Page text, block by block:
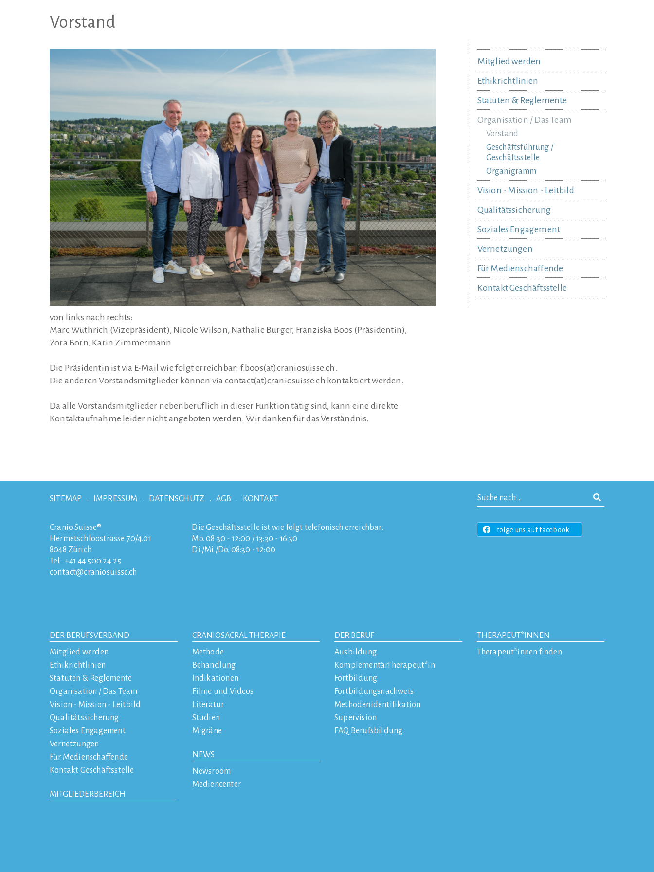
Vorstand
von links nach rechts:
Marc Wüthrich (Vizepräsident), Nicole Wilson​, Nathalie Burger​, Franziska Boos (Präsidentin)​,
Zora Born, Karin Zimmermann​
Die Präsidentin ist via E-Mail wie folgt erreichbar: f.boos(at)craniosuisse.ch.
Die anderen Vorstandsmitglieder können via contact(at)craniosuisse.ch kontaktiert werden.
Da alle Vorstandsmitglieder nebenberuflich in dieser Funktion tätig sind, kann eine direkte
Kontaktaufnahme leider nicht angeboten werden. Wir danken für das Verständnis.
Mitglied werden
Ethikrichtlinien
Statuten & Reglemente
Organisation / Das Team
Vorstand
Geschäftsführung /
Geschäftsstelle
Organigramm
Vision - Mission - Leitbild
Qualitätssicherung
Soziales Engagement
Vernetzungen
Für Medienschaffende
Kontakt Geschäftsstelle
SITEMAP IMPRESSUM DATENSCHUTZ AGB KONTAKT
Cranio Suisse®
Hermetschloostrasse 70/4.01
8048 Zürich
Tel: +41 44 500 24 25
contact
craniosuisse.ch
Die Geschäftsstelle ist wie folgt telefonisch erreichbar:
Mo. 08:30 - 12:00 / 13:30 - 16:30
Di./Mi./Do. 08:30 - 12:00
folge uns auf facebook
DER BERUFSVERBAND
Mitglied werden
Ethikrichtlinien
Statuten & Reglemente
Organisation / Das Team
Vision - Mission - Leitbild
Qualitätssicherung
Soziales Engagement
Vernetzungen
Für Medienschaffende
Kontakt Geschäftsstelle
MITGLIEDERBEREICH
CRANIOSACRAL THERAPIE
Methode
Behandlung
Indikationen
Filme und Videos
Literatur
Studien
Migräne
NEWS
Newsroom
Mediencenter
DER BERUF
Ausbildung
KomplementärTherapeut*in
Fortbildung
Fortbildungsnachweis
Methodenidentifikation
Supervision
FAQ Berufsbildung
THERAPEUT*INNEN
Therapeut*innen finden